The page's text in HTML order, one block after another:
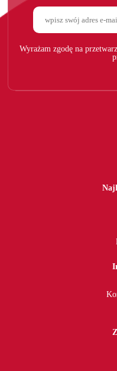
Wyrażam zgodę na